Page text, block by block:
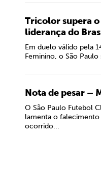
Tricolor supera o
liderança do
Em duelo válido pela
Feminino, o São
Nota de pesar –
O São Paulo Futebol
lamenta o falecimento
ocorrido...